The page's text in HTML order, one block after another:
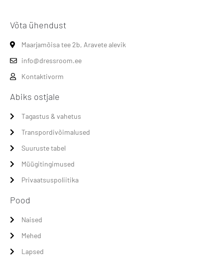
Võta ühendust
Maarjamõisa tee 2b, Aravete alevik
info@dressroom.ee
Kontaktivorm
Abiks ostjale
Tagastus & vahetus
Transpordivõimalused
Suuruste tabel
Müügitingimused
Privaatsuspoliitika
Pood
Naised
Mehed
Lapsed